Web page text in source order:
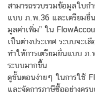
สามารถรวบรวมข้อมูลใบก
แบบ ภ.พ.36 และเตรียมยื่
มูลค่าเพิ่ม” ใน
เป็นต่างประเทศ ระบบจะ
ทำให้การเตรียมยื่นแบบ ภ
ระบบมากขึ้น
ดูขั้นตอนง่ายๆ ในการใช้
และจัดการภาษีซื้ออย่างคร